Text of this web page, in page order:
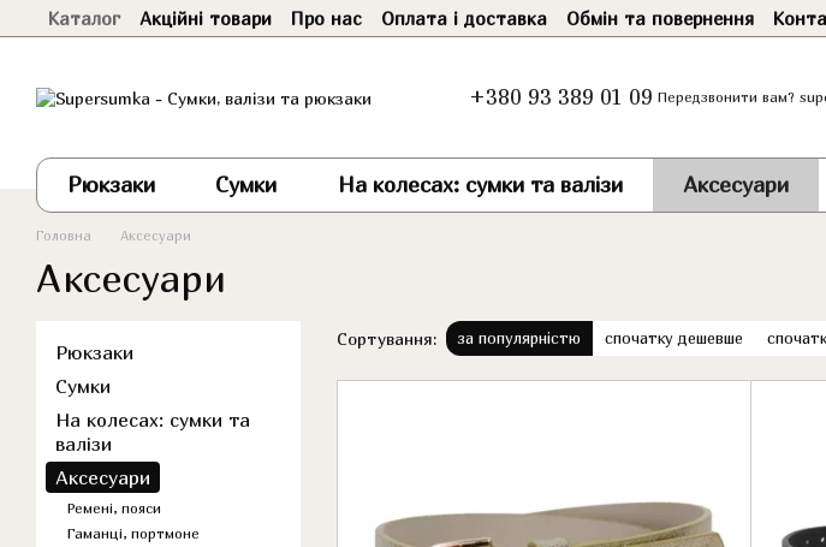
Перейти до основного контенту
Каталог Акційні товари Про нас Оплата і доставка Обмін та повернення
+380 93 389 01 09 Передзвонити вам?
Рюкзаки Сумки На колесах: сумки та валізи Аксесуари
Головна Аксесуари
Аксесуари
Сортування: за популярністю спочатку дешевше
Рюкзаки
Сумки
На колесах: сумки та
валізи
Аксесуари
Ремені, пояси
Гаманці, портмоне